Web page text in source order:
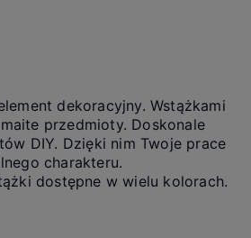
dekoracyjny. Wstążkami
przedmioty. Doskonale
DIY. Dzięki nim Twoje prace
charakteru.
dostępne w wielu kolorach.